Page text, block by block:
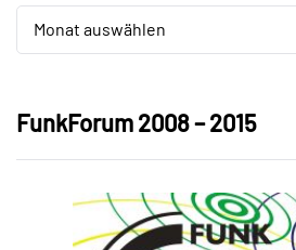
Archiv
Monat auswählen
Archiv
FunkForum 2008 – 2015